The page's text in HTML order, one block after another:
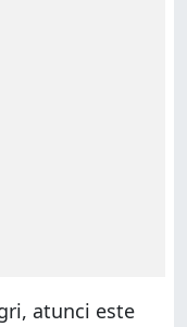
atunci este